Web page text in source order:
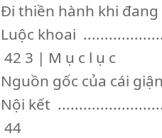
Đi thiền hành khi
Luộc khoai
42 3 | M ụ c l ụ c
Nguồn gốc của cái
Nội kết
44